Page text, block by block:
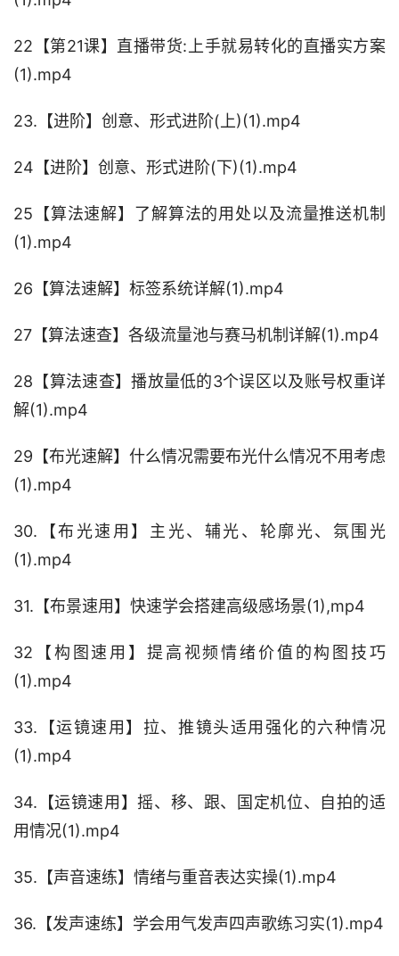
22【第21课】直播带货:上手就易转化的直播实方案
(1).mp4
23.【进阶】创意、形式进阶(上)(1).mp4
24【进阶】创意、形式进阶(下)(1).mp4
25【算法速解】了解算法的用处以及流量推送机制
(1).mp4
26【算法速解】标签系统详解(1).mp4
27【算法速查】各级流量池与赛马机制详解(1).mp4
28【算法速查】播放量低的3个误区以及账号权重详
解(1).mp4
29【布光速解】什么情况需要布光什么情况不用考虑
(1).mp4
30.【布光速用】主光、辅光、轮廓光、氛围光
(1).mp4
31.【布景速用】快速学会搭建高级感场景(1),mp4
32【构图速用】提高视频情绪价值的构图技巧
(1).mp4
33.【运镜速用】拉、推镜头适用强化的六种情况
(1).mp4
34.【运镜速用】摇、移、跟、国定机位、自拍的适
用情况(1).mp4
35.【声音速练】情绪与重音表达实操(1).mp4
36.【发声速练】学会用气发声四声歌练习实(1).mp4